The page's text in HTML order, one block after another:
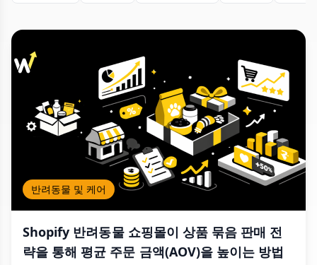
반려동물 및 케어
Shopify 반려동물 쇼핑몰이 상품 묶음 판매 전
략을 통해 평균 주문 금액(AOV)을 높이는 방법